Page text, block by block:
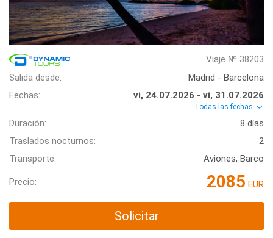
Viaje № 38203
Salida desde:
Madrid - Barcelona
Fechas:
vi, 24.07.2026 - vi, 31.07.2026
Todas las fechas
Duración:
8 días
Traslados nocturnos:
2
Transporte:
Aviones, Barco
Precio: 2085 EUR
Solicitar